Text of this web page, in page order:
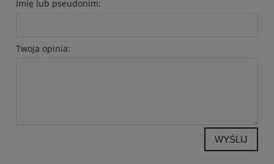
Imię lub pseudonim:
Twoja opinia:
WYŚLIJ